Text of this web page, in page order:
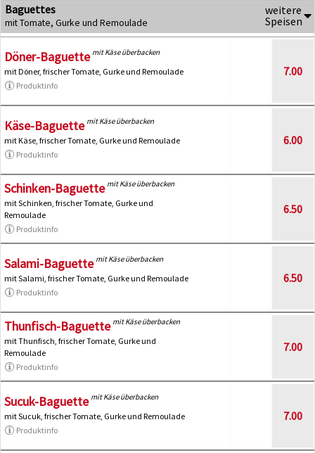
Baguettes
mit Tomate, Gurke und Remoulade
weitere
Speisen
Döner-Baguette mit Käse überbacken
mit Döner, frischer Tomate, Gurke und Remoulade
Produktinfo
7.00
Käse-Baguette mit Käse überbacken
mit Käse, frischer Tomate, Gurke und Remoulade
Produktinfo
6.00
Schinken-Baguette mit Käse überbacken
mit Schinken, frischer Tomate, Gurke und
Remoulade
Produktinfo
6.50
Salami-Baguette mit Käse überbacken
mit Salami, frischer Tomate, Gurke und Remoulade
Produktinfo
6.50
Thunfisch-Baguette mit Käse überbacken
mit Thunfisch, frischer Tomate, Gurke und
Remoulade
Produktinfo
7.00
Sucuk-Baguette mit Käse überbacken
mit Sucuk, frischer Tomate, Gurke und Remoulade
Produktinfo
7.00